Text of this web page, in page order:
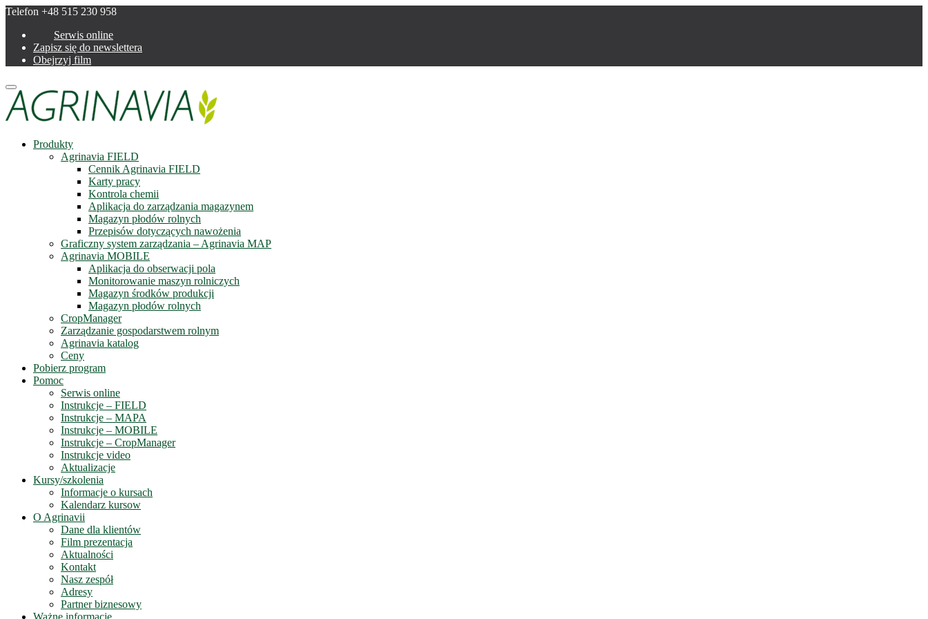
Telefon +48 515 230 958
Serwis online
Zapisz się do newslettera
Obejrzyj film
Menu
Produkty
Agrinavia FIELD
Cennik Agrinavia FIELD
Karty pracy
Kontrola chemii
Aplikacja do zarządzania magazynem
Magazyn płodów rolnych
Przepisów dotyczących nawożenia
Graficzny system zarządzania – Agrinavia MAP
Agrinavia MOBILE
Aplikacja do obserwacji pola
Monitorowanie maszyn rolniczych
Magazyn środków produkcji
Magazyn płodów rolnych
CropManager
Zarządzanie gospodarstwem rolnym
Agrinavia katalog
Ceny
Pobierz program
Pomoc
Serwis online
Instrukcje – FIELD
Instrukcje – MAPA
Instrukcje – MOBILE
Instrukcje – CropManager
Instrukcje video
Aktualizacje
Kursy/szkolenia
Informacje o kursach
Kalendarz kursow
O Agrinavii
Dane dla klientów
Film prezentacja
Aktualności
Kontakt
Nasz zespół
Adresy
Partner biznesowy
Ważne informacje